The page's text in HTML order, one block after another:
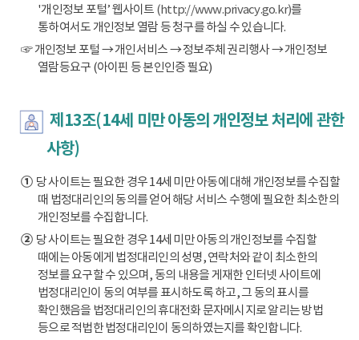
'개인정보 포털’ 웹사이트 (http://www.privacy.go.kr)를
통하여서도 개인정보 열람 등 청구를 하실 수 있습니다.
☞ 개인정보 포털 → 개인서비스 → 정보주체 권리행사 → 개인정보
열람등요구 (아이핀 등 본인인증 필요)
제13조(14세 미만 아동의 개인정보 처리에 관한
사항)
①당 사이트는 필요한 경우 14세 미만 아동에 대해 개인정보를 수집할
때 법정대리인의 동의를 얻어 해당 서비스 수행에 필요한 최소한의
개인정보를 수집합니다.
②당 사이트는 필요한 경우 14세 미만 아동의 개인정보를 수집할
때에는 아동에게 법정대리인의 성명, 연락처와 같이 최소한의
정보를 요구할 수 있으며, 동의 내용을 게재한 인터넷 사이트에
법정대리인이 동의 여부를 표시하도록 하고, 그 동의 표시를
확인했음을 법정대리인의 휴대전화 문자메시지로 알리는 방법
등으로 적법한 법정대리인이 동의하였는지를 확인합니다.